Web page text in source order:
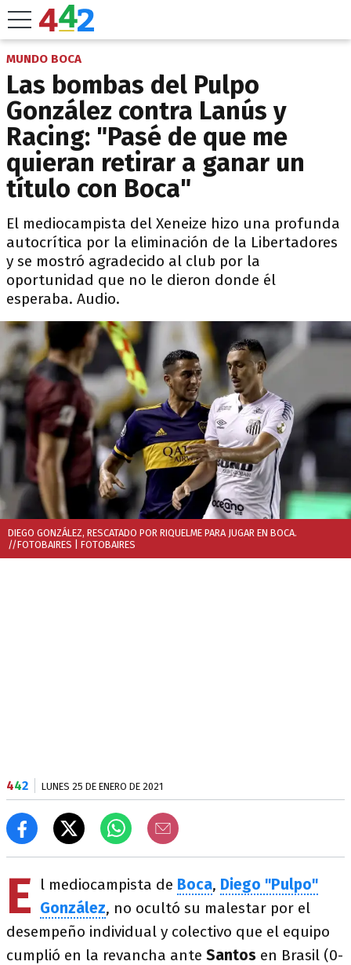
MUNDO BOCA
Las bombas del Pulpo
González contra Lanús y
Racing: "Pasé de que me
quieran retirar a ganar un
título con Boca"
El mediocampista del Xeneize hizo una profunda
autocrítica por la eliminación de la Libertadores
y se mostró agradecido al club por la
oportunidad que no le dieron donde él
esperaba. Audio.
DIEGO GONZÁLEZ, RESCATADO POR RIQUELME PARA JUGAR EN BOCA.
//FOTOBAIRES | FOTOBAIRES
442 LUNES 25 DE ENERO DE 2021
E l mediocampista de Boca, Diego "Pulpo"
González, no ocultó su malestar por el
desempeño individual y colectivo que el equipo
cumplió en la revancha ante Santos en Brasil (0-